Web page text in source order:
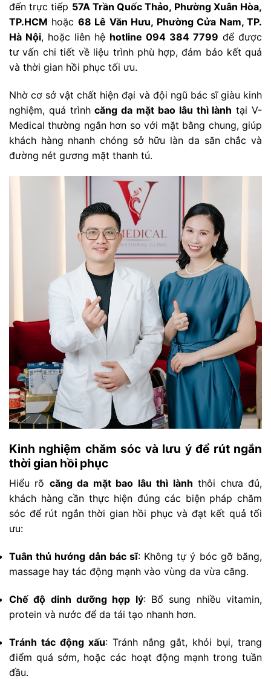
đến trực tiếp 57A Trần Quốc Thảo, Phường Xuân Hòa,
TP.HCM hoặc 68 Lê Văn Hưu, Phường Cửa Nam, TP.
Hà Nội, hoặc liên hệ hotline 094 384 7799 để được
tư vấn chi tiết về liệu trình phù hợp, đảm bảo kết quả
và thời gian hồi phục tối ưu.
Nhờ cơ sở vật chất hiện đại và đội ngũ bác sĩ giàu kinh
nghiệm, quá trìnhcăng da mặt bao lâu thì lành tại V-
Medical thường ngắn hơn so với mặt bằng chung, giúp
khách hàng nhanh chóng sở hữu làn da săn chắc và
đường nét gương mặt thanh tú.
Kinh nghiệm chăm sóc và lưu ý để rút ngắn
thời gian hồi phục
Hiểu rõ căng da mặt bao lâu thì lành thôi chưa đủ,
khách hàng cần thực hiện đúng các biện pháp chăm
sóc để rút ngắn thời gian hồi phục và đạt kết quả tối
ưu:
Tuân thủ hướng dẫn bác sĩ: Không tự ý bóc gỡ băng,
massage hay tác động mạnh vào vùng da vừa căng.
Chế độ dinh dưỡng hợp lý: Bổ sung nhiều vitamin,
protein và nước để da tái tạo nhanh hơn.
Tránh tác động xấu: Tránh nắng gắt, khói bụi, trang
điểm quá sớm, hoặc các hoạt động mạnh trong tuần
đầu.